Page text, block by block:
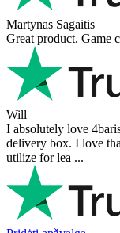
Martynas Sagaitis
Great product. Game
Will
I absolutely love
delivery box. I love
utilize for lea ...